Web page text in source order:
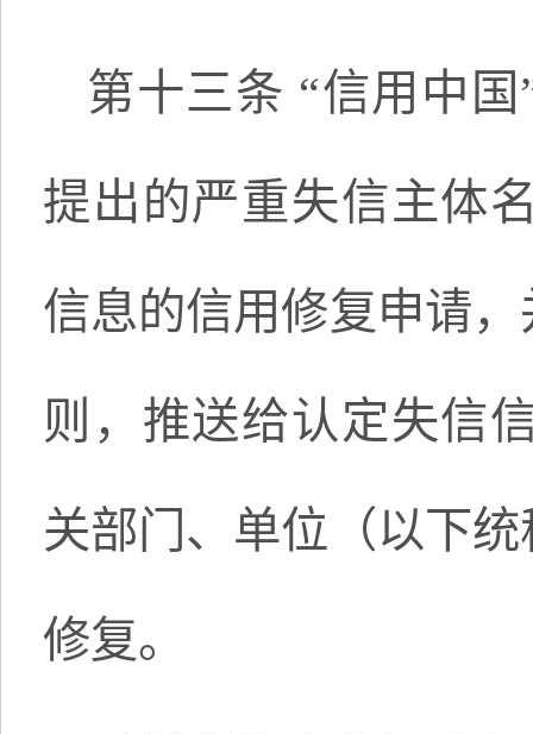
第十三条 “信用中
提出的严重失信主体
信息的信用修复申请
则，推送给认定失信
关部门、单位（以下
修复。